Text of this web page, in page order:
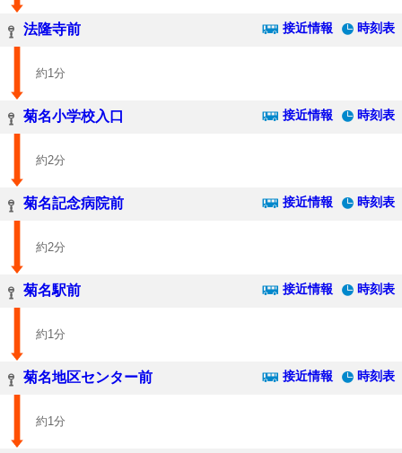
法隆寺前 接近情報 時刻表
約1分
菊名小学校入口 接近情報 時刻表
約2分
菊名記念病院前 接近情報 時刻表
約2分
菊名駅前 接近情報 時刻表
約1分
菊名地区センター前 接近情報 時刻表
約1分